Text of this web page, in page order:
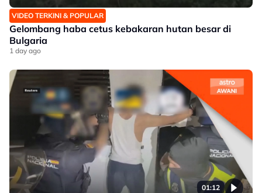
VIDEO TERKINI & POPULAR
Gelombang haba cetus kebakaran hutan besar di
Bulgaria
1 day ago
01:12